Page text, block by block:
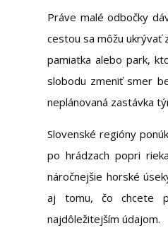
Práve malé odbočky
cestou sa môžu ukrývať
pamiatka alebo park,
slobodu zmeniť smer
neplánovaná zastávka
Slovenské regióny
po hrádzach popri
náročnejšie horské
aj tomu, čo chcete
najdôležitejším údajom.